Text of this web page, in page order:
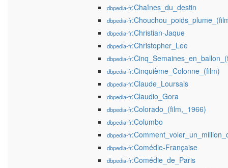
dbpedia-fr:Chaînes_du_destin
dbpedia-fr
dbpedia-fr:Christian-Jaque
dbpedia-fr:Christopher_Lee
dbpedia-fr
dbpedia-fr:Cinquième_Colonne_(film)
dbpedia-fr:Claude_Loursais
dbpedia-fr:Claudio_Gora
dbpedia-fr:Colorado_(film,_1966)
dbpedia-fr:Columbo
dbpedia-fr
dbpedia-fr:Comédie-Française
dbpedia-fr:Comédie_de_Paris